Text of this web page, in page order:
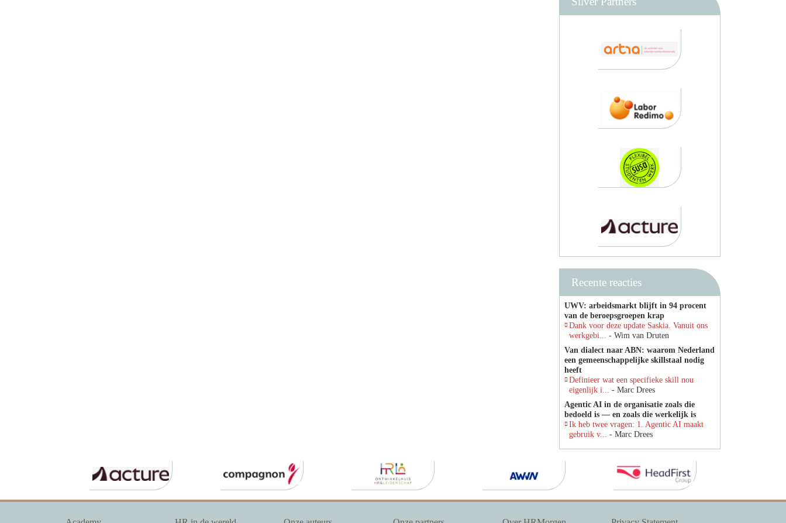
Recente reacties
UWV: arbeidsmarkt blijft in 94 procent
van de beroepsgroepen krap
Dank voor deze update Saskia. Vanuit ons
werkgebi... - Wim van Druten
Van dialect naar ABN: waarom Nederland
een gemeenschappelijke skillstaal nodig
heeft
Definieer wat een specifieke skill nou
eigenlijk i... - Marc Drees
Agentic AI in de organisatie zoals die
bedoeld is — en zoals die werkelijk is
Ik heb twee vragen: 1. Agentic AI maakt
gebruik v... - Marc Drees